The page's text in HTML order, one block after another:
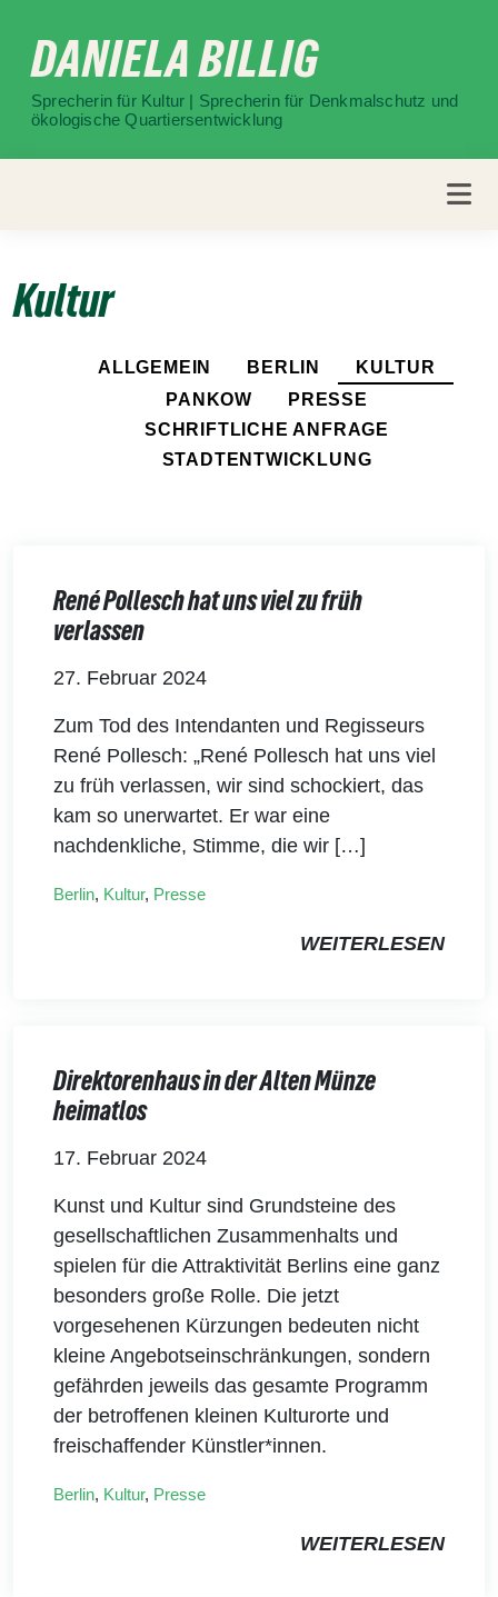
zum
InhaltDANIELA BILLIG
Sprecherin für Kultur | Sprecherin für Denkmalschutz und
ökologische Quartiersentwicklung
Kultur
ALLGEMEIN BERLIN
KULTUR
PANKOW
PRESSE
SCHRIFTLICHE ANFRAGE
STADTENTWICKLUNG
René Pollesch hat uns viel zu früh
verlassen
27. Februar 2024
Zum Tod des Intendanten und Regisseurs
René Pollesch: „René Pollesch hat uns viel
zu früh verlassen, wir sind schockiert, das
kam so unerwartet. Er war eine
nachdenkliche, Stimme, die wir […]
Berlin, Kultur, Presse
WEITERLESEN
Direktorenhaus in der Alten Münze
heimatlos
17. Februar 2024
Kunst und Kultur sind Grundsteine des
gesellschaftlichen Zusammenhalts und
spielen für die Attraktivität Berlins eine ganz
besonders große Rolle. Die jetzt
vorgesehenen Kürzungen bedeuten nicht
kleine Angebotseinschränkungen, sondern
gefährden jeweils das gesamte Programm
der betroffenen kleinen Kulturorte und
freischaffender Künstler*innen.
Berlin, Kultur, Presse
WEITERLESEN